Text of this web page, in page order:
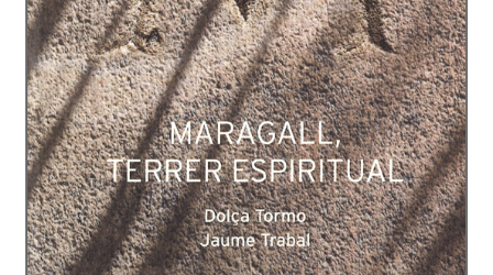
Protecció de dades
Termes i condicions